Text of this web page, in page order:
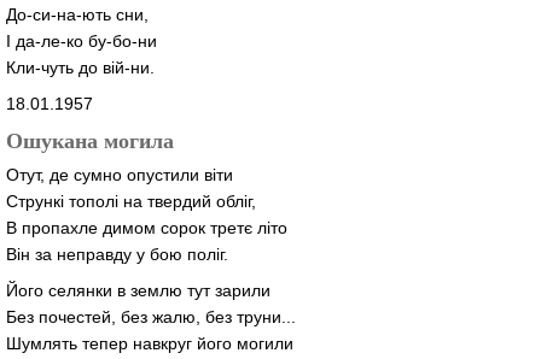
До-си-на-ють сни,
І да-ле-ко бу-бо-ни
Кли-чуть до вій-ни.
18.01.1957
Ошукана могила
Отут, де сумно опустили віти
Стрункі тополі на твердий обліг,
В пропахле димом сорок третє літо
Він за неправду у бою поліг.
Його селянки в землю тут зарили
Без почестей, без жалю, без труни...
Шумлять тепер навкруг його могили